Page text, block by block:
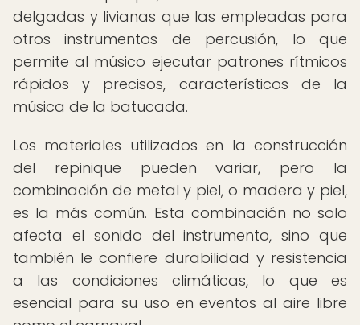
delgadas y livianas que las empleadas para
otros instrumentos de percusión, lo que
permite al músico ejecutar patrones rítmicos
rápidos y precisos, característicos de la
música de la batucada.
Los materiales utilizados en la construcción
del repinique pueden variar, pero la
combinación de metal y piel, o madera y piel,
es la más común. Esta combinación no solo
afecta el sonido del instrumento, sino que
también le confiere durabilidad y resistencia
a las condiciones climáticas, lo que es
esencial para su uso en eventos al aire libre